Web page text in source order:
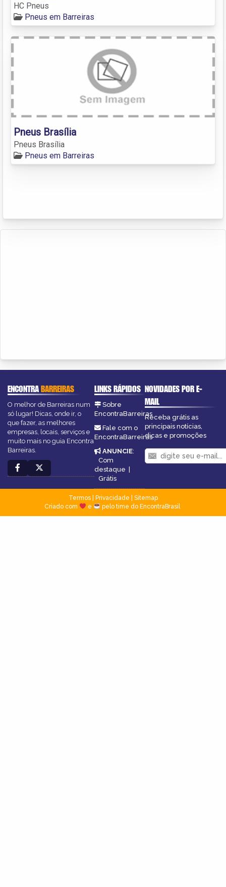
HC Pneus
Pneus em Barreiras
Pneus Brasília
Pneus Brasília
Pneus em Barreiras
ENCONTRABARREIRAS
O melhor de Barreiras num
só lugar! Dicas, onde ir, o
que fazer, as melhores
empresas, locais, serviços e
muito mais no guia Encontra
Barreiras.
LINKS RÁPIDOS
Sobre
EncontraBarreiras
Fale com o
EncontraBarreiras
ANUNCIE:
Com
destaque |
Grátis
NOVIDADES POR E-
MAIL
Receba grátis as
principais notícias,
dicas e promoções
Termos| Privacidade
Sitemap
Criado com
e pelo time do EncontraBrasil